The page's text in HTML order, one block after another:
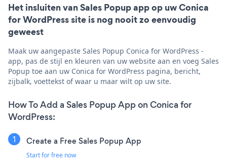
Het insluiten van Sales Popup app op uw Conica
for WordPress site is nog nooit zo eenvoudig
geweest
Maak uw aangepaste Sales Popup Conica for WordPress -
app, pas de stijl en kleuren van uw website aan en voeg Sales
Popup toe aan uw Conica for WordPress pagina, bericht,
zijbalk, voettekst of waar u maar wilt op uw site.
How To Add a Sales Popup App on Conica for
WordPress:
Create a Free Sales Popup App
Start for free now